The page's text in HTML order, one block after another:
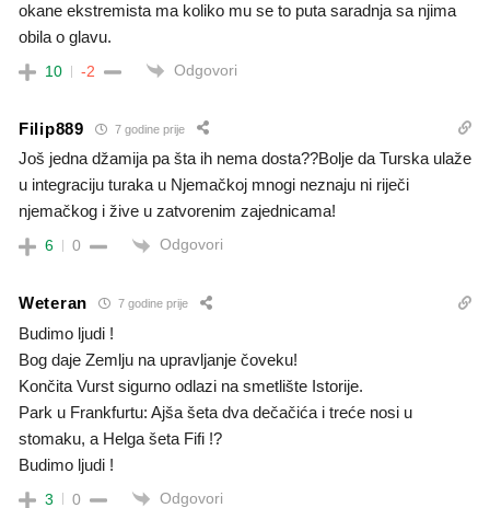
okane ekstremista ma koliko mu se to puta saradnja sa njima
obila o glavu.
10 -2 Odgovori
Filip889 7 godine prije
Još jedna džamija pa šta ih nema dosta??Bolje da Turska ulaže
u integraciju turaka u Njemačkoj mnogi neznaju ni riječi
njemačkog i žive u zatvorenim zajednicama!
6 0 Odgovori
Weteran 7 godine prije
Budimo ljudi !
Bog daje Zemlju na upravljanje čoveku!
Končita Vurst sigurno odlazi na smetlište Istorije.
Park u Frankfurtu: Ajša šeta dva dečačića i treće nosi u
stomaku, a Helga šeta Fifi !?
Budimo ljudi !
3 0 Odgovori